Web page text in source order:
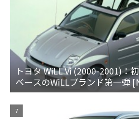
トヨタ WiLL Vi (2000-2001)：
ベースのWiLLブランド第一弾